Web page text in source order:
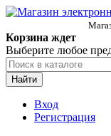
Корзина ждет
Выберите любое
Найти
Вход
Регистрация